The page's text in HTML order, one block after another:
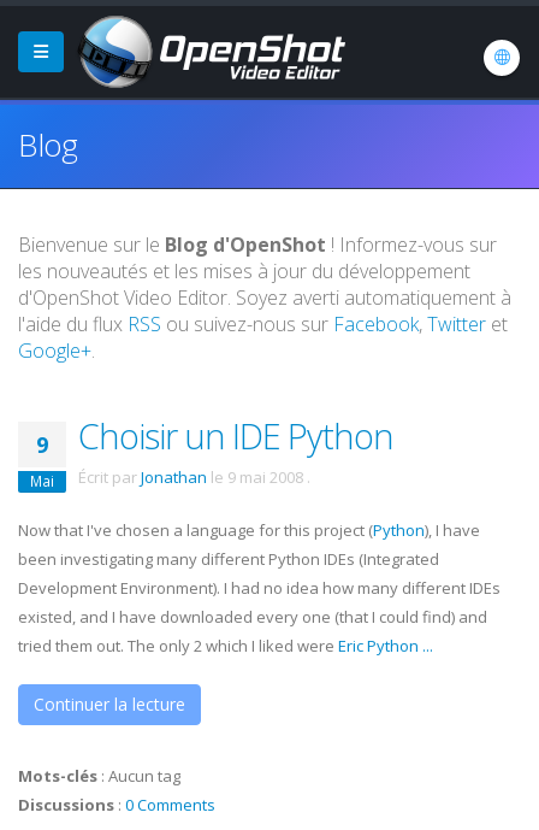
Blog
Bienvenue sur le Blog d'OpenShot ! Informez-vous sur
les nouveautés et les mises à jour du développement
d'OpenShot Video Editor. Soyez averti automatiquement à
l'aide du flux RSS ou suivez-nous sur Facebook,Twitter et
Google+.
9
Mai
Choisir un IDE Python
Écrit parJonathan le 9 mai 2008 .
Now that I've chosen a language for this project (Python), I have
been investigating many different Python IDEs (Integrated
Development Environment). I had no idea how many different IDEs
existed, and I have downloaded every one (that I could find) and
tried them out. The only 2 which I liked were Eric Python ...
Continuer la lecture
Mots-clés : Aucun tag
Discussions : 0 Comments